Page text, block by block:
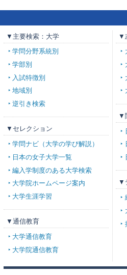
▼主要検索：大学
学問分野系統別
学部別
入試特徴別
地域別
逆引き検索
▼セレクション
学問ナビ（大学の学び解説）
日本の女子大学一覧
編入学制度のある大学検索
大学院ホームページ案内
大学生涯学習
▼通信教育
大学通信教育
大学院通信教育
▼
▼
▼